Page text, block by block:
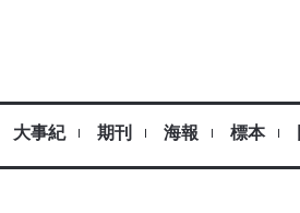
大事紀 期刊 海報 標本